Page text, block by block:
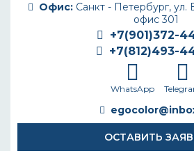
Офис:Санкт - Петербург, ул.
офис 301
+7(901)372-
+7(812)493-
WhatsApp
ОСТАВИТЬ